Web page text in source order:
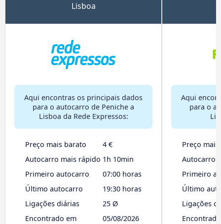
Lisboa
Aqui encontras os principais dados
para o autocarro de Peniche a
Lisboa da Rede Expressos:
Preço mais barato
4 €
Autocarro mais rápido 1h 10min
Primeiro autocarro
07:00 horas
Último autocarro
19:30 horas
Ligações diárias
25 Ø
Encontrado em
05/08/2026
Aqui
para o
Preço
Autocarro
Primeiro
Último
Ligações